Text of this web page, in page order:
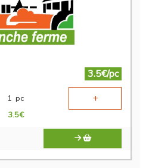
3.5€/pc
1 pc +
3.5€